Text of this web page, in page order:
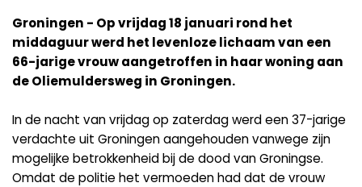
Groningen - Op vrijdag 18 januari rond het
middaguur werd het levenloze lichaam van een
66-jarige vrouw aangetroffen in haar woning aan
de Oliemuldersweg in Groningen.
In de nacht van vrijdag op zaterdag werd een 37-jarige
verdachte uit Groningen aangehouden vanwege zijn
mogelijke betrokkenheid bij de dood van Groningse.
Omdat de politie het vermoeden had dat de vrouw